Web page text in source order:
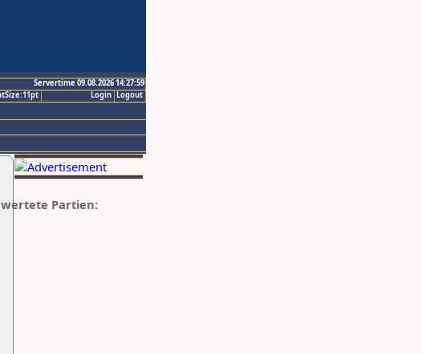
Servertime 09.08.2026 14:27:59
Logout
Login
Partien: